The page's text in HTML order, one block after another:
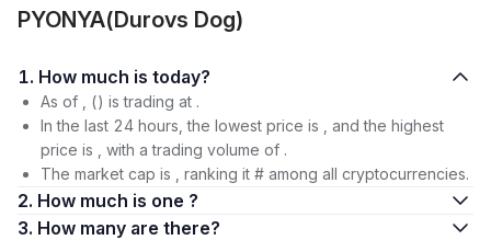
PYONYA(Durovs Dog)
1. How much is today?
As of , () is trading at .
In the last 24 hours, the lowest price is , and the highest
price is , with a trading volume of .
The market cap is , ranking it # among all cryptocurrencies.
2. How much is one ?
3. How many are there?